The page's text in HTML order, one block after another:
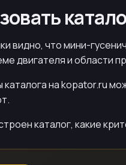
видно, что мини-
двигателя и области
на kopator.ru
каталог, какие